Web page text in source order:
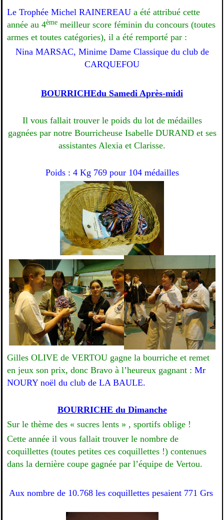
Le Trophée Michel RAINEREAUa été attribué cette
année au 4èmemeilleur score féminin du concours (toutes
armes et toutes catégories), il a été remporté par :
Nina MARSAC, Minime Dame Classique du club de
CARQUEFOU
BOURRICHEdu Samedi Après-midi
Il vous fallait trouver le poids du lot de médailles
gagnées par notre Bourricheuse Isabelle DURAND et ses
assistantes Alexia et Clarisse.
Poids : 4 Kg 769 pour 104 médailles
Gilles OLIVE de VERTOU gagne la bourriche et remet
en jeux son prix, donc Bravo à l’heureux gagnant : Mr
NOURY noël du club de LA BAULE.
BOURRICHE du Dimanche
Sur le thème des « sucres lents » , sportifs oblige !
Cette année il vous fallait trouver le nombre de
coquillettes (toutes petites ces coquillettes !) contenues
dans la dernière coupe gagnée par l’équipe de Vertou.
Aux nombre de 10.768 les coquillettes pesaient 771 Grs